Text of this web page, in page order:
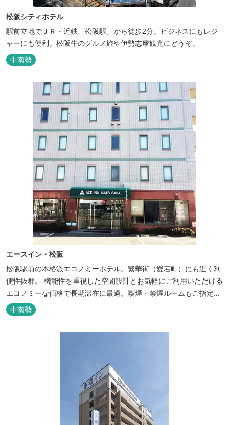
松阪シティホテル
駅前立地でＪＲ・近鉄「松阪駅」から徒歩2分。ビジネスにもレジ
ャーにも便利。松阪牛のグルメ旅や伊勢志摩観光にどうぞ。
中南勢
エースイン・松阪
松阪駅前の本格派エコノミーホテル。繁華街（愛宕町）にも近く利
便性抜群。 機能性を重視した空間設計とお気軽にご利用いただける
エコノミーな価格で長期滞在に最適。喫煙・禁煙ルームもご指定い
ただけます。 無料サービス ・３０種類以上の和洋朝食ビュッフェ
（6:30～9:30） ・アルコールも無料のウェルカムドリンクサービス
中南勢